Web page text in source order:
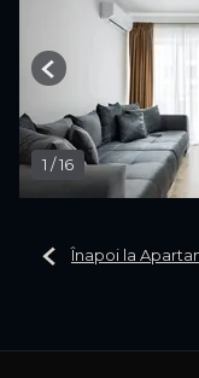
1 /16
Previous
Înapoi la